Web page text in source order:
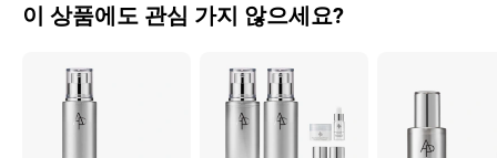
이 상품에도 관심 가지 않으세요?